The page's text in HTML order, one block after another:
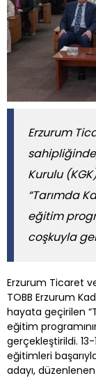
Erzurum
Kurulu
“Tarımda
eğitim
coşkuyla
Erzurum Ticaret
TOBB Erzurum
hayata geçirilen
eğitim
gerçekleştirildi.
eğitimleri
adayı,